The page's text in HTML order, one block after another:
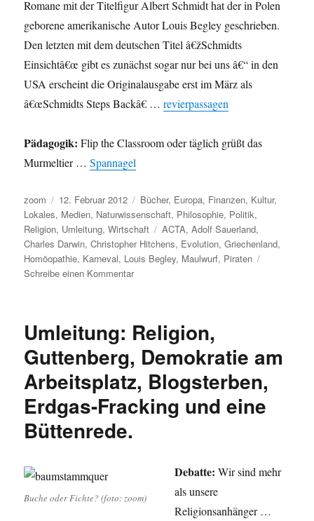
Romane mit der Titelfigur Albert Schmidt hat der in Polen
geborene amerikanische Autor Louis Begley geschrieben.
Den letzten mit dem deutschen Titel â€žSchmidts
Einsichtâ€œ gibt es zunächst sogar nur bei uns â€“ in den
USA erscheint die Originalausgabe erst im März als
â€œSchmidts Steps Backâ€ …revierpassagen
Pädagogik: Flip the Classroom oder täglich grüßt das
Murmeltier …Spannagel
Autor
zoom
Veröffentlicht
am
12. Februar 2012 Kategorien
Bücher, Europa, Finanzen, Kultur,
Lokales, Medien, Naturwissenschaft, Philosophie, Politik,
Religion, Umleitung,Wirtschaft Schlagwörter
ACTA,Adolf Sauerland,
Charles Darwin,Christopher Hitchens, Evolution,Griechenland,
Homöopathie, Karneval, Louis Begley, Maulwurf, Piraten
Schreibe einen Kommentarzu
Sauerland
ACTA,
Griechenland,
Religion
und
Atheisten,
Lesetipp
Umleitung: Religion,
Guttenberg, Demokratie am
Arbeitsplatz, Blogsterben,
Erdgas-Fracking und eine
Büttenrede.
Buche oder Fichte? (foto: zoom)
Debatte: Wir sind mehr
als unsere
Religionsanhänger …